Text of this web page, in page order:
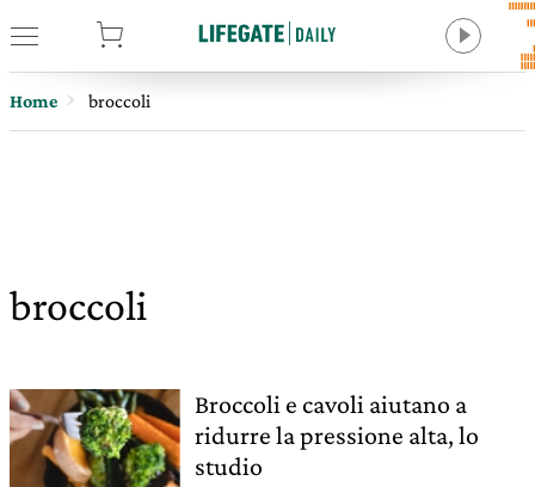
Home broccoli
broccoli
Broccoli e cavoli aiutano a
ridurre la pressione alta, lo
studio